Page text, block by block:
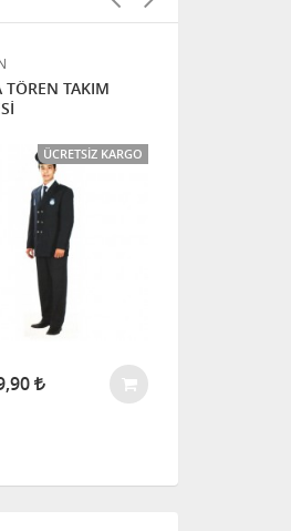
TÖREN TAKIM
ÜCRETSIZ KARGO